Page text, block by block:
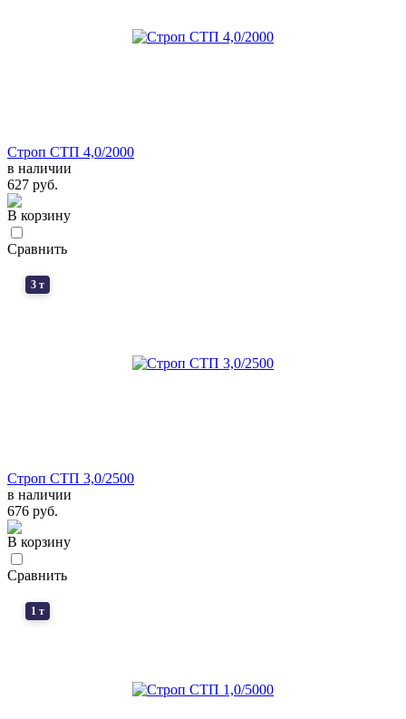
Строп СТП 4,0/2000
в наличии
627 руб.
В корзину
Сравнить
3 т
Строп СТП 3,0/2500
в наличии
676 руб.
В корзину
Сравнить
1 т